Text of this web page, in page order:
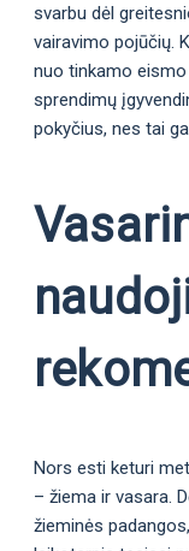
svarbu dėl
vairavimo pojūčių.
nuo tinkamo
sprendimų
pokyčius, nes tai
Nors esti keturi
– žiema ir vasara.
žieminės